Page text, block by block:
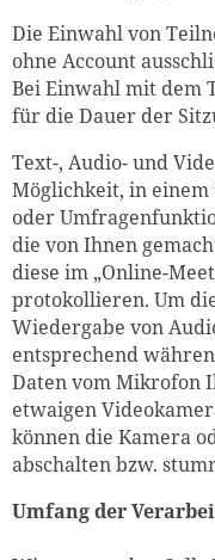
Die Einwahl von
ohne Account
Bei Einwahl mit dem
für die Dauer der
Text-, Audio- und
Möglichkeit, in einem
oder
die von Ihnen
diese im „Online-
protokollieren. Um
Wiedergabe von
entsprechend
Daten vom Mikrofon
etwaigen
können die Kamera
abschalten bzw.
Umfang der